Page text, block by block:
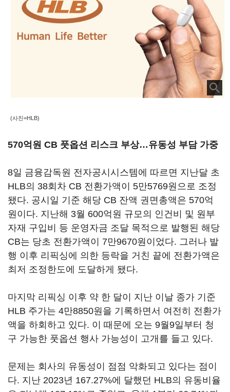
(사진=HLB)
570억원 CB 풋옵션 리스크 부상…유동성 부담 가중
8일 금융감독원 전자공시시스템에 따르면 지난달 초
HLB의 38회차 CB 전환가액이 5만5769원으로 조정
됐다. 공시일 기준 해당 CB 잔액 권면총액은 570억
원이다. 지난해 3월 600억원 규모의 인건비 및 원부
자재 구입비 등 운영자금 조달 목적으로 발행된 해당
CB는 당초 전환가액이 7만9670원이었다. 그러나 발
행 이후 리픽싱에 의한 등락을 거친 끝에 전환가액은
최저 조정한도에 도달하게 됐다.
마지막 리픽싱 이후 약 한 달이 지난 이날 종가 기준
HLB 주가는 4만8850원을 기록하면서 여전히 전환가
액을 하회하고 있다. 이 때문에 오는 9월9일부터 청
구 가능한 풋옵션 행사 가능성이 고개를 들고 있다.
문제는 회사의 유동성이 점점 악화되고 있다는 점이
다. 지난 2023년 167.27%에 달했던 HLB의 유동비율